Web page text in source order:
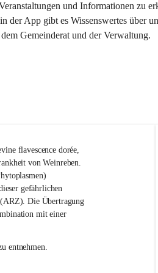
und Informationen zu
App gibt es Wissenswertes über
Gemeinderat und der Verwaltung.
flavescence dorée,
von Weinreben.
gefährlichen
Die Übertragung
mit einer
entnehmen.